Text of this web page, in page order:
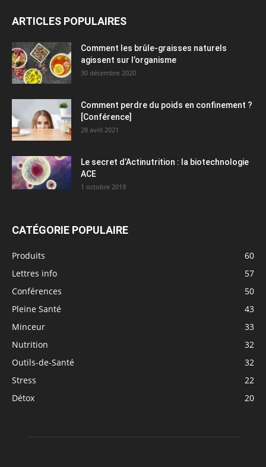
ARTICLES POPULAIRES
Comment les brûle-graisses naturels
agissent sur l’organisme
30 décembre 2020
Comment perdre du poids en confinement ?
[Conférence]
28 avril 2021
Le secret d’Actinutrition : la biotechnologie
ACE
1 octobre 2019
CATÉGORIE POPULAIRE
Produits
60
Lettres info
57
Conférences
50
Pleine Santé
43
Minceur
33
Nutrition
32
Outils-de-Santé
32
Stress
22
Détox
20